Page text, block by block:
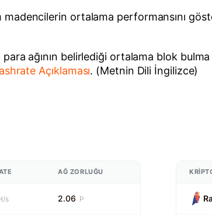
ortalama performansını
ağının belirlediği ortalama blok
Açıklaması. (Metnin Dili İngilizce)
AĞ ZORLUĞU
s 2.06 P